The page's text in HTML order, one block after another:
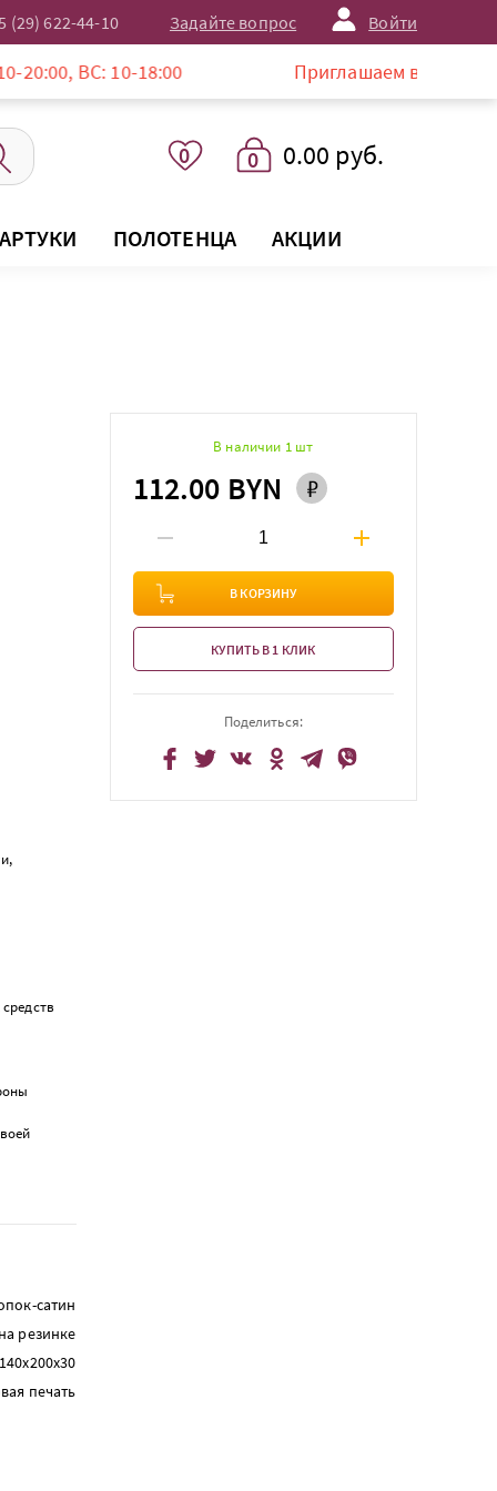
(29) 622-44-10 Задайте вопрос Войти
10-18:00 Приглашаем в магазин
0 0 0.00 руб.
ПОЛОТЕНЦА АКЦИИ
сатин
резинке
140х200х30
печать
В наличии 1 шт
112.00 BYN
В КОРЗИНУ
КУПИТЬ В 1 КЛИК
Поделиться: